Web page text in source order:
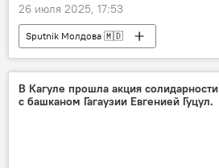
26 июля 2025, 17:53
Sputnik Молдова 🇲🇩
В Кагуле прошла акция солидарности
с башканом Гагаузии Евгенией Гуцул.